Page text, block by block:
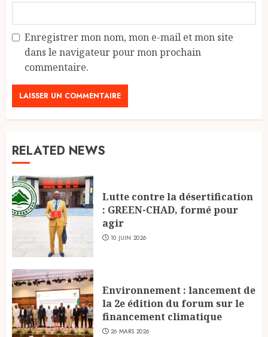
Enregistrer mon nom, mon e-mail et mon site
dans le navigateur pour mon prochain
commentaire.
RELATED NEWS
Lutte contre la désertification
: GREEN-CHAD, formé pour
agir
10 JUIN 2026
Environnement : lancement de
la 2e édition du forum sur le
financement climatique
26 MARS 2026